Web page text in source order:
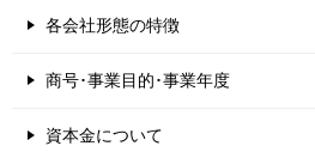
各会社形態の特徴
商号･事業目的･事業年度
資本金について